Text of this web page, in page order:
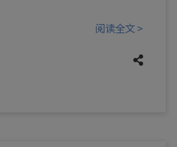
阅读全文 >